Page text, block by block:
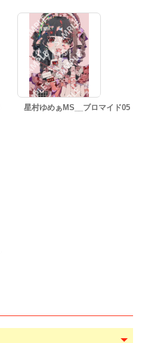
星村ゆめぁMS__ブロマイド05